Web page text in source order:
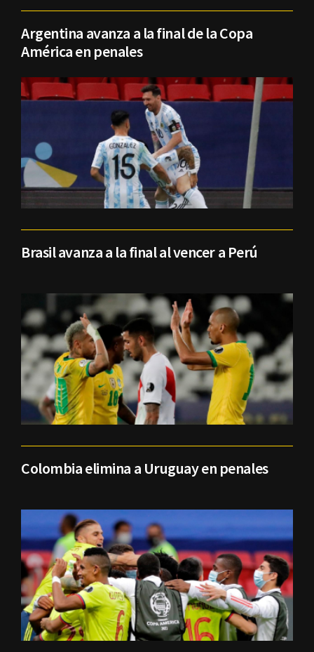
Argentina avanza a la final de la Copa
América en penales
Brasil avanza a la final al vencer a Perú
Colombia elimina a Uruguay en penales